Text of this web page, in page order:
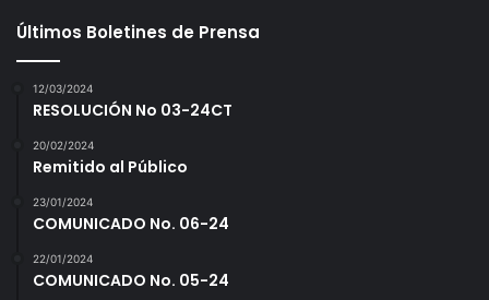
Últimos Boletines de Prensa
12/03/2024
RESOLUCIÓN No 03-24CT
20/02/2024
Remitido al Público
23/01/2024
COMUNICADO No. 06-24
22/01/2024
COMUNICADO No. 05-24